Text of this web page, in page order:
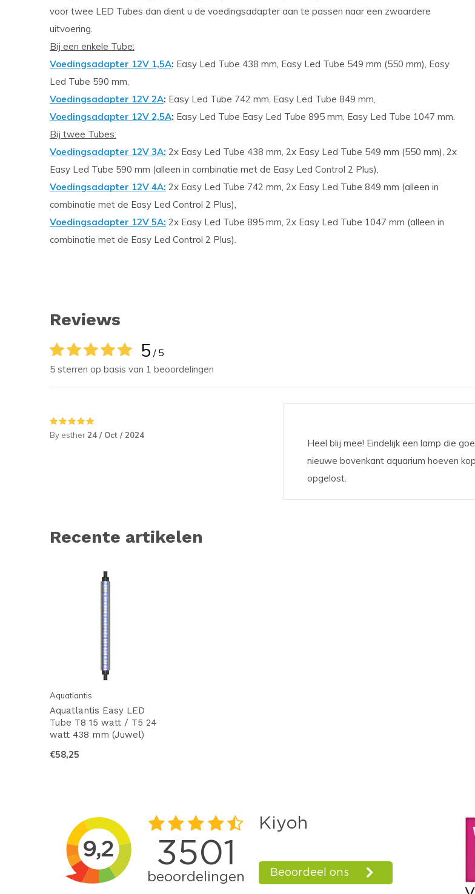
voor twee LED Tubes dan dient u de voedingsadapter aan te passen naar een zwaardere
uitvoering.
Bij een enkele Tube:
Voedingsadapter 12V 1,5A: Easy Led Tube 438 mm, Easy Led Tube 549 mm (550 mm), Easy
Led Tube 590 mm,
Voedingsadapter 12V 2A: Easy Led Tube 742 mm, Easy Led Tube 849 mm,
Voedingsadapter 12V 2,5A: Easy Led Tube Easy Led Tube 895 mm, Easy Led Tube 1047 mm.
Bij twee Tubes:
Voedingsadapter 12V 3A: 2x Easy Led Tube 438 mm, 2x Easy Led Tube 549 mm (550 mm), 2x
Easy Led Tube 590 mm (alleen in combinatie met de Easy Led Control 2 Plus),
Voedingsadapter 12V 4A: 2x Easy Led Tube 742 mm, 2x Easy Led Tube 849 mm (alleen in
combinatie met de Easy Led Control 2 Plus),
Voedingsadapter 12V 5A: 2x Easy Led Tube 895 mm, 2x Easy Led Tube 1047 mm (alleen in
combinatie met de Easy Led Control 2 Plus).
Reviews
5 / 5
5 sterren op basis van 1 beoordelingen
By esther 24 / Oct / 2024
Heel blij mee! Eindelijk een lamp die
nieuwe bovenkant aquarium hoeven
opgelost.
Recente artikelen
Aquatlantis
Aquatlantis Easy LED
Tube T8 15 watt / T5 24
watt 438 mm (Juwel)
€58,25